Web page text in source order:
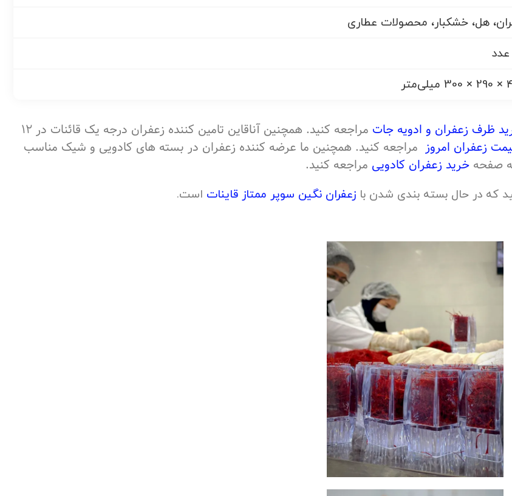
هل، خشکبار، محصولات عطاری
ظرف زعفران و ادویه جات
مراجعه کنید. همچنین آناقاین تامین کننده زعفران درجه یک قائنات در 12
زعفران امروز مراجعه کنید. همچنین ما عرضه کننده زعفران در بسته های کادویی و شیک مناسب
صفحه خرید زعفران کادویی مراجعه کنید.
که در حال بسته بندی شدن با زعفران نگین سوپر ممتاز قاینات است.